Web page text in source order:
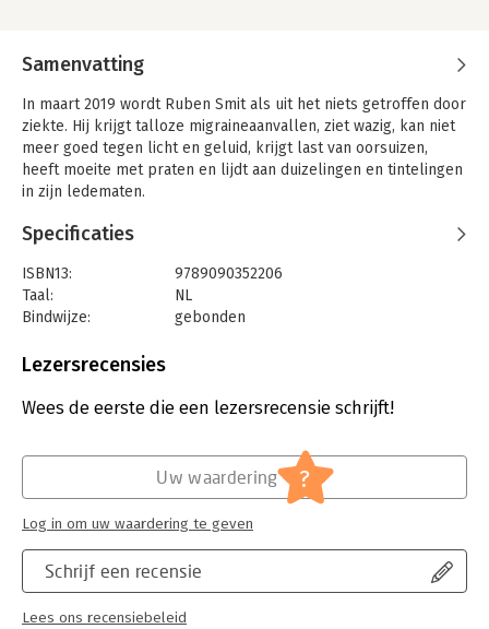
Samenvatting
In maart 2019 wordt Ruben Smit als uit het niets getroffen door
ziekte. Hij krijgt talloze migraineaanvallen, ziet wazig, kan niet
meer goed tegen licht en geluid, krijgt last van oorsuizen,
heeft moeite met praten en lijdt aan duizelingen en tintelingen
in zijn ledematen.
een half jaar het bed gehouden te hebben, besloot hij om elke
landschap werd persoonlijk voor hem in beelden en in
woorden. Daar, vlak voor zijn voeten, leerde hij weer zien en
vond hij een begin van herstel.
Specificaties
ISBN13:
9789090352206
Taal:
NL
Bindwijze:
gebonden
Uitgever:
Verschijningsdatum:
2-12-2021
Sport, hobby, lifestyle
Lezersrecensies
Wees de eerste die een lezersrecensie schrijft!
Schrijf een recensie
Lees ons recensiebeleid
Uw waardering ?
Log in om uw waardering te geven